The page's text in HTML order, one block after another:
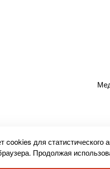
cookies для
Продолжая